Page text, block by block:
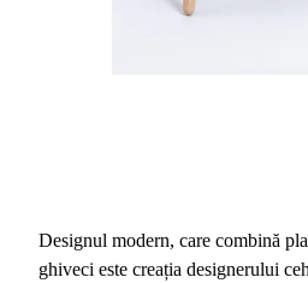
Designul modern, care combină